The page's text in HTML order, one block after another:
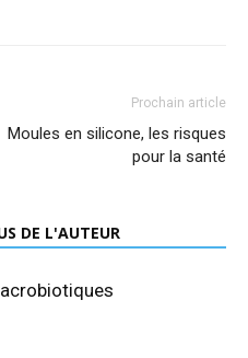
Prochain article
Moules en silicone, les risques
pour la santé
DE L'AUTEUR